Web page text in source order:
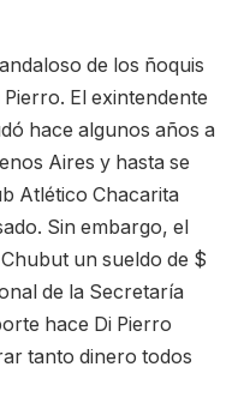
de los ñoquis
El exintendente
hace algunos años a
Aires y hasta se
Atlético Chacarita
Sin embargo, el
un sueldo de $
de la Secretaría
hace Di Pierro
tanto dinero todos